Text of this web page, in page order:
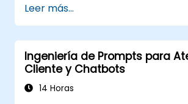
resultados deseados.
Aplicar consideraciones
elaborar instrucciones.
Anticiparse y adaptarse a la
entorno de las interacciones
Leer más...
Ingeniería de Prompts para
Cliente y Chatbots
14 Horas